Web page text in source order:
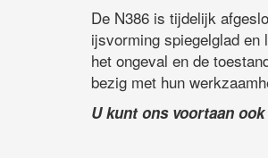
De N386 is tijdelijk
ijsvorming spiegelglad
het ongeval en de
bezig met hun
U kunt ons voortaan